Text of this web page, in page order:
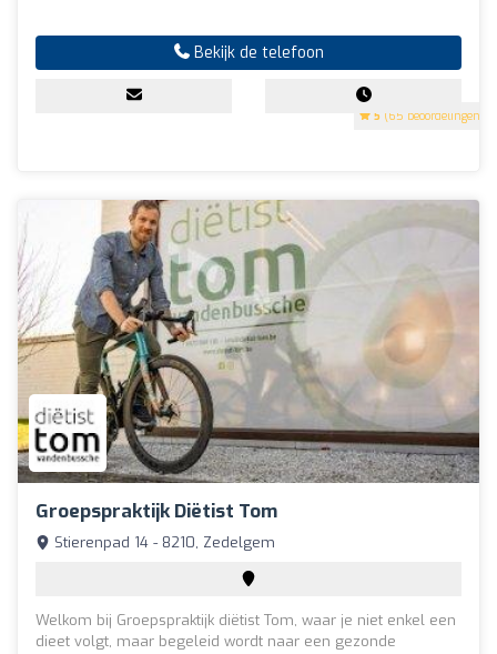
5 (65 beoordelingen)
Bekijk de telefoon
Groepspraktijk Diëtist Tom
Stierenpad 14 - 8210, Zedelgem
Welkom bij Groepspraktijk diëtist Tom, waar je niet enkel een
dieet volgt, maar begeleid wordt naar een gezonde